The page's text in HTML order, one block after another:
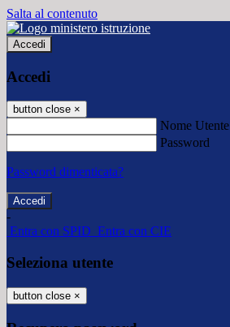
Salta al contenuto
Accedi
Accedi
button close ×
Nome Utente
Password
Password dimenticata?
-
Entra con SPID Entra con CIE
Seleziona utente
button close ×